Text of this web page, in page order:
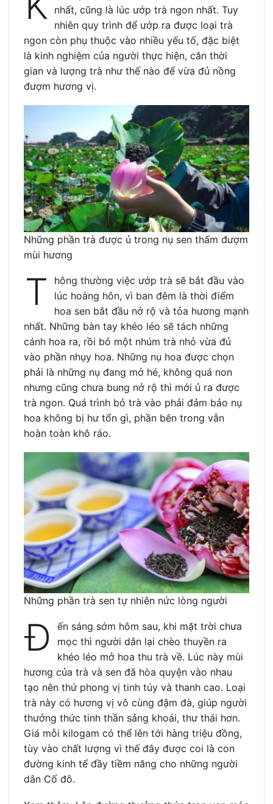
nhất, cũng là lúc ướp trà ngon nhất. Tuy
nhiên quy trình để ướp ra được loại trà
ngon còn phụ thuộc vào nhiều yếu tố, đặc biệt
là kinh nghiệm của người thực hiện, căn thời
gian và lượng trà như thế nào để vừa đủ nồng
đượm hương vị.
Những phần trà được ủ trong nụ sen thấm đượm
mùi hương
T
hông thường việc ướp trà sẽ bắt đầu vào
lúc hoàng hôn, vì ban đêm là thời điểm
hoa sen bắt đầu nở rộ và tỏa hương mạnh
nhất. Những bàn tay khéo léo sẽ tách những
cánh hoa ra, rồi bỏ một nhúm trà nhỏ vừa đủ
vào phần nhụy hoa. Những nụ hoa được chọn
phải là những nụ đang mở hé, không quá non
nhưng cũng chưa bung nở rộ thì mới ủ ra được
trà ngon. Quá trình bỏ trà vào phải đảm bảo nụ
hoa không bị hư tổn gì, phần bên trong vẫn
hoàn toàn khô ráo.
Những phần trà sen tự nhiên nức lòng người
Đ
ến sáng sớm hôm sau, khi mặt trời chưa
mọc thì người dân lại chèo thuyền ra
khéo léo mở hoa thu trà về. Lúc này mùi
hương của trà và sen đã hòa quyện vào nhau
tạo nên thứ phong vị tinh túy và thanh cao. Loại
trà này có hương vị vô cùng đậm đà, giúp người
thưởng thức tinh thần sảng khoái, thư thái hơn.
Giá mỗi kilogam có thể lên tới hàng triệu đồng,
tùy vào chất lượng vì thế đây được coi là con
đường kinh tế đầy tiềm năng cho những người
dân Cố đô.